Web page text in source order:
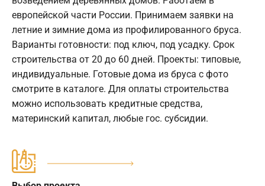
европейской части России. Принимаем заявки на
летние и зимние дома из профилированного бруса.
Варианты готовности: под ключ, под усадку. Срок
строительства от 20 до 60 дней. Проекты: типовые,
индивидуальные. Готовые дома из бруса с фото
смотрите в каталоге. Для оплаты строительства
можно использовать кредитные средства,
материнский капитал, любые гос. субсидии.